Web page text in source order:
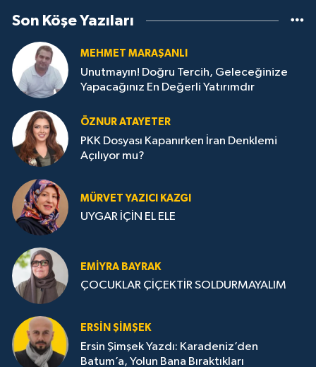
Son Köşe Yazıları
MEHMET MARAŞANLI
Unutmayın! Doğru Tercih, Geleceğinize
Yapacağınız En Değerli Yatırımdır
ÖZNUR ATAYETER
PKK Dosyası Kapanırken İran Denklemi
Açılıyor mu?
MÜRVET YAZICI KAZGI
UYGAR İÇİN EL ELE
EMIYRA BAYRAK
ÇOCUKLAR ÇİÇEKTİR SOLDURMAYALIM
ERSIN ŞIMŞEK
Ersin Şimşek Yazdı: Karadeniz’den
Batum’a, Yolun Bana Bıraktıkları